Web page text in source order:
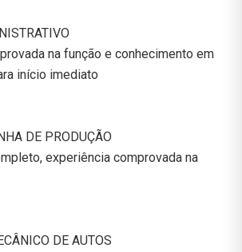
na função e conhecimento em
início imediato
DE PRODUÇÃO
experiência comprovada na
DE AUTOS